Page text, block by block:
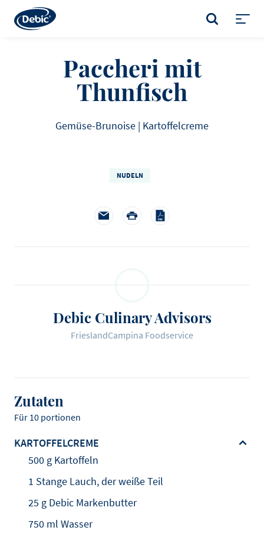
main
SUCHE
Paccheri mit
Thunfisch
Gemüse-Brunoise | Kartoffelcreme
NUDELN
Debic Culinary Advisors
FrieslandCampina Foodservice
Zutaten
Für 10 portionen
KARTOFFELCREME
500 g Kartoffeln
1 Stange Lauch, der weiße Teil
25 g Debic Markenbutter
750 ml Wasser